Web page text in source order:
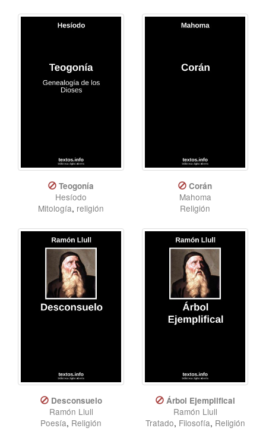
Teogonía
Hesíodo
Mitología, religión
Corán
Mahoma
Religión
Desconsuelo
Ramón Llull
Poesía, Religión
Árbol Ejemplifical
Ramón Llull
Tratado, Filosofía, Religión